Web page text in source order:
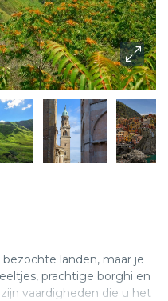
bezochte landen, maar je
prachtige borghi en
vaardigheden die u het